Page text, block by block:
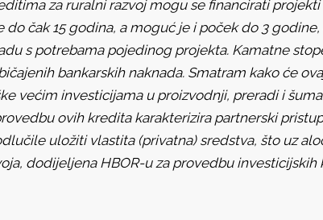
za ruralni razvoj mogu se financirati
čak 15 godina, a moguć je i poček do 3
s potrebama pojedinog projekta. Kamatne
bankarskih naknada. Smatram kako će
većim investicijama u proizvodnji, preradi i
ovih kredita karakterizira partnerski
uložiti vlastita (privatna) sredstva, što uz
dodijeljena HBOR-u za provedbu